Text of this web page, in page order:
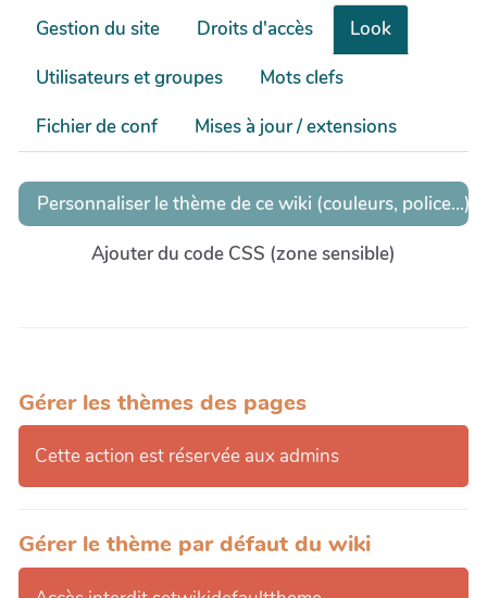
Gestion du site Droits d'accès
Look
Utilisateurs et groupes
Mots clefs
Fichier de conf
Mises à jour / extensions
Personnaliser le thème de ce wiki (couleurs, police...)
Ajouter du code CSS (zone sensible)
Gérer les thèmes des pages
Cette action est réservée aux admins
Gérer le thème par défaut du wiki